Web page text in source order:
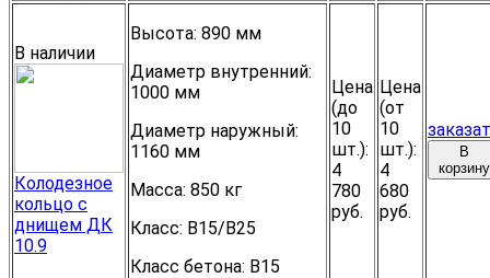
В наличии
Колодезное
кольцо с
днищем ДК
10.9
Высота: 890 мм
Диаметр внутренний:
1000 мм
Диаметр наружный:
1160 мм
Масса: 850 кг
Класс: В15/В25
Класс бетона: B15
Цена
(до
10
шт.):
4
780
руб.
Цена
(от
10
шт.):
4
680
руб.
В
корзину